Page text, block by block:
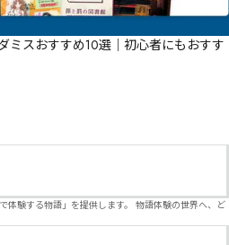
ミスおすすめ10選｜初心者にもおすす
体験する物語」を提供します。 物語体験の世界へ、ど